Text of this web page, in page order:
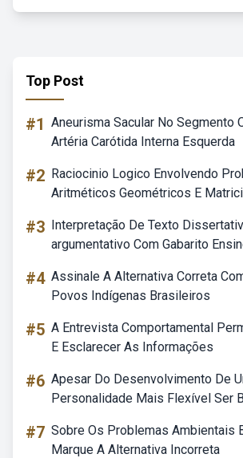
Top Post
#1 Aneurisma Sacular No Segmento
Artéria Carótida Interna Esquerda
#2 Raciocinio Logico Envolvendo
Aritméticos Geométricos E
#3 Interpretação De Texto
argumentativo Com Gabarito
#4 Assinale A Alternativa Correta
Povos Indígenas Brasileiros
#5 A Entrevista Comportamental
E Esclarecer As Informações
#6 Apesar Do Desenvolvimento De
Personalidade Mais Flexível Ser
#7 Sobre Os Problemas Ambientais
Marque A Alternativa Incorreta